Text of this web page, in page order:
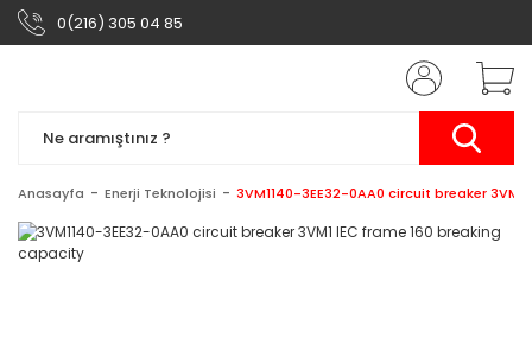
0(216) 305 04 85
Anasayfa Enerji Teknolojisi 3VM1140-3EE32-0AA0 circuit breaker